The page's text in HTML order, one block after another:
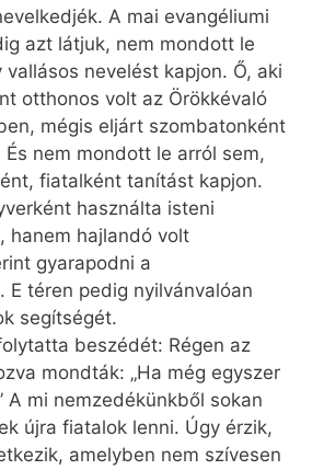
A mai evangéliumi
azt látjuk, nem mondott le
vallásos nevelést kapjon. Ő, aki
otthonos volt az Örökkévaló
mégis eljárt szombatonként
nem mondott le arról sem,
fiatalként tanítást kapjon.
használta isteni
hanem hajlandó volt
gyarapodni a
E téren pedig nyilvánvalóan
segítségét.
beszédét: Régen az
mondták: „Ha még egyszer
A mi nemzedékünkből sokan
újra fiatalok lenni. Úgy érzik,
amelyben nem szívesen